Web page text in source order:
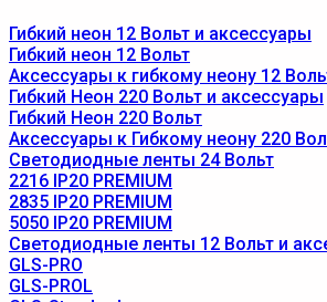
Гибкий неон 12 Вольт и аксессуары
Гибкий неон 12 Вольт
Аксессуары к гибкому неону 12
Гибкий Неон 220 Вольт и аксессуары
Гибкий Неон 220 Вольт
Аксессуары к Гибкому неону 220
Светодиодные ленты 24 Вольт
2216 IP20 PREMIUM
2835 IP20 PREMIUM
5050 IP20 PREMIUM
Светодиодные ленты 12 Вольт и
GLS-PRO
GLS-PROL